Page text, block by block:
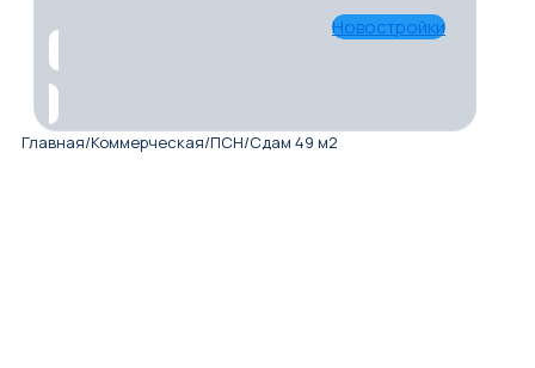
Новостройки
Главная/Коммерческая/ПСН/Сдам 49 м2